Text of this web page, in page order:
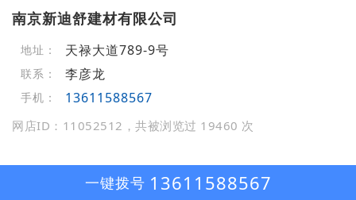
南京新迪舒建材有限公司
地址： 天禄大道789-9号
联系： 李彦龙
手机： 13611588567
网店ID：11052512，共被浏览过 19460 次
一键拨号 13611588567